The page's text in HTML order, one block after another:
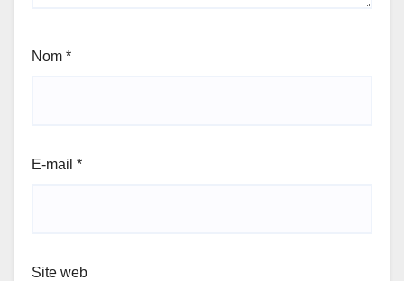
Nom *
E-mail *
Site web